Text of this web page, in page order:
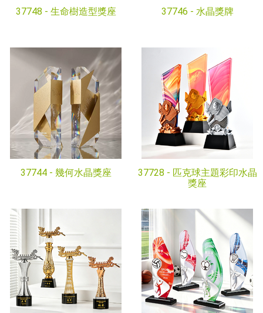
37748 - 生命樹造型獎座 37746 - 水晶獎牌
37744 - 幾何水晶獎座 37728 - 匹克球主題彩印水晶
獎座